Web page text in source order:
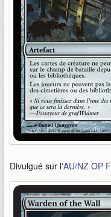
Divulgué sur l'AU/NZ OP